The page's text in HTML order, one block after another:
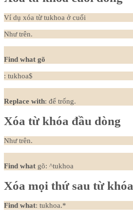
Ví dụ xóa từ tukhoa ở cuối
Như trên.
Find what gõ
: tukhoa$
Replace with: để trống.
Xóa từ khóa đầu dòng
Như trên.
Find what gõ: ^tukhoa
Xóa mọi thứ sau từ khóa
Find what: tukhoa.*